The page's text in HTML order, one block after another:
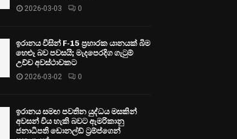
2026-03-03 0
ඉරානය විසින් F-15 ප්‍රහාරක යානයක් බිම
හෙළූ බව පවසයි; මැදපෙරදිග ගැටුම්
උච්ච අවස්ථාවකට
2026-03-02 0
ඉරානය සමඟ පවතින යුද්ධය මසකින්
අවසන් විය හැකි බවට ඇමරිකානු
ජනාධිපති ඩොනල්ඩ් ට්‍රම්ප්ගෙන්